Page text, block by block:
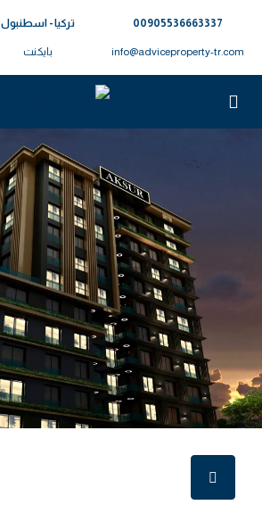
00905536663337⁩
info@adviceproperty-tr.com
تركيا - اسطنبول
بايكنت